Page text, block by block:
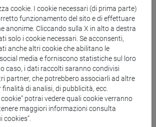
Le donne nell’Europa moderna,
Einaudi, 2017
Il lavoro delle donne nelle città
Rome, Viella, 2016 (English
work and rights in early modern
London, Palgrave Macmillan, 2018)
Genere, Politica, Storia, a cura di Ida
2013
Linda Guzzetti (a cura di), Donne,
a Venezia tra Medioevo ed età
cookie. I cookie necessari (di prima parte)
funzionamento del sito e di effettuare
anonime. Cliccando sulla X in alto a destra
solo i cookie necessari. Se acconsenti,
anche altri cookie che abilitano le
media e forniscono statistiche sul loro
caso, i dati raccolti saranno condivisi
partner, che potrebbero associarli ad altre
di analisi, di pubblicità, ecc.
potrai vedere quali cookie verranno
maggiori informazioni consulta
cookies”.